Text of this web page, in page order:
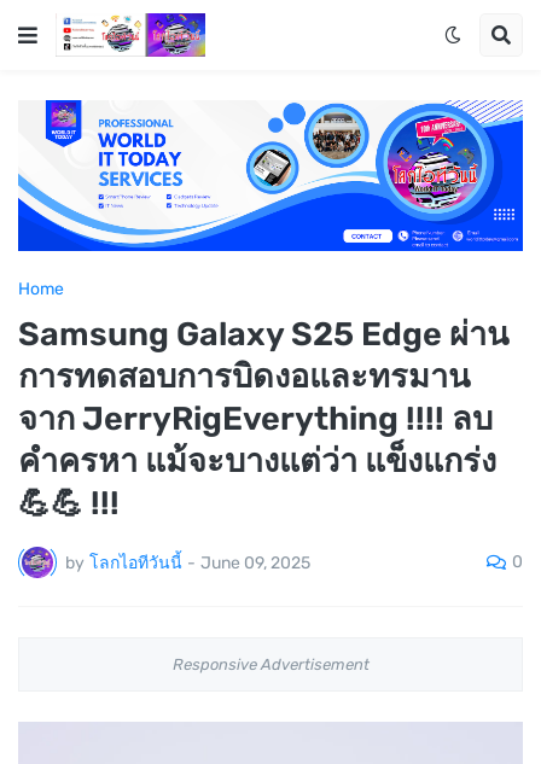
Home
Samsung Galaxy S25 Edge ผ่าน
การทดสอบการบิดงอและทรมาน
จาก JerryRigEverything !!!! ลบ
คำครหา แม้จะบางแต่ว่า แข็งแกร่ง
💪💪 !!!
by โลกไอทีวันนี้ - June 09, 2025 0
Responsive Advertisement